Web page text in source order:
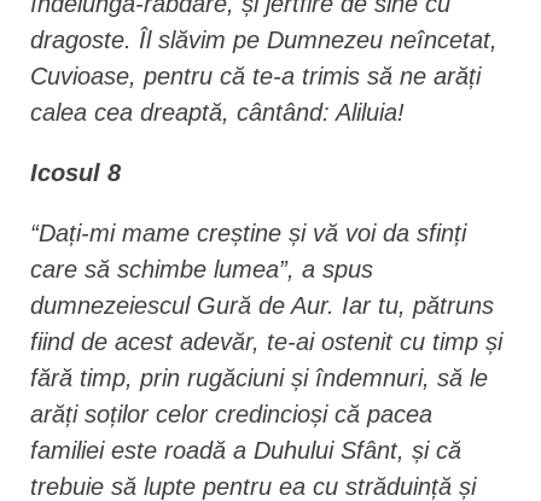
dragoste. Îl slăvim pe Dumnezeu neîncetat,
Cuvioase, pentru că te-a trimis să ne arăți
calea cea dreaptă, cântând: Aliluia!
Icosul 8
“Dați-mi mame creștine și vă voi da sfinți
care să schimbe lumea”, a spus
dumnezeiescul Gură de Aur. Iar tu, pătruns
fiind de acest adevăr, te-ai ostenit cu timp și
fără timp, prin rugăciuni și îndemnuri, să le
arăți soților celor credincioși că pacea
familiei este roadă a Duhului Sfânt, și că
trebuie să lupte pentru ea cu străduință și